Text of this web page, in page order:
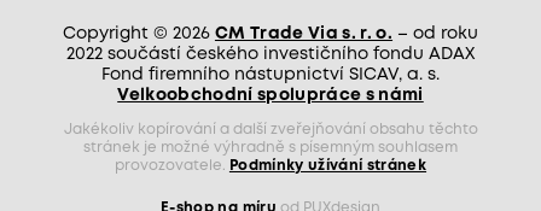
Copyright © 2026 CM Trade Via s. r. o. – od roku
2022 součástí českého investičního fondu ADAX
Fond firemního nástupnictví SICAV, a. s.
Velkoobchodní spolupráce s námi
Jakékoliv kopírování a další zveřejňování obsahu těchto
stránek je možné výhradně s písemným souhlasem
provozovatele.
Podmínky užívání stránek
E-shop na míru od PUXdesign